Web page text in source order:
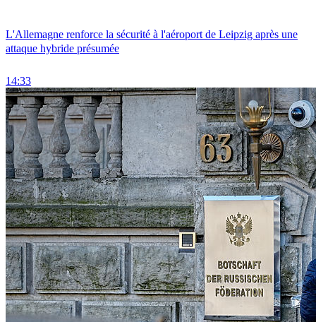
L'Allemagne renforce la sécurité à l'aéroport de Leipzig après une
attaque hybride présumée
14:33